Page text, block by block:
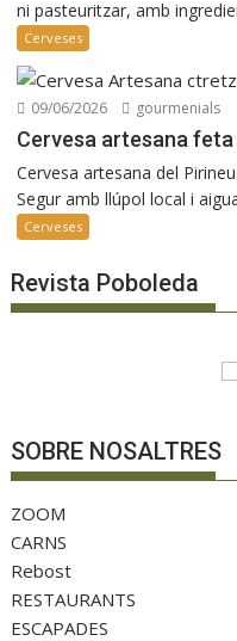
ni pasteuritzar, amb
Cerveses
09/06/2026 gourmenials
Cervesa artesana feta
Cervesa artesana del
Segur amb llúpol local i
Cerveses
Revista Poboleda
SOBRE NOSALTRES
ZOOM
CARNS
Rebost
RESTAURANTS
ESCAPADES